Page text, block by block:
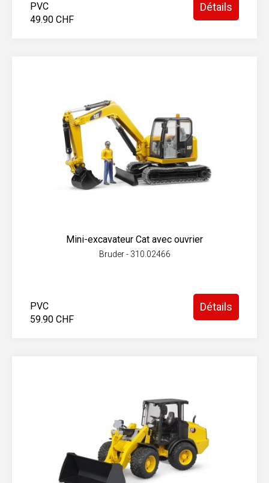
PVC
49.90 CHF
Détails
Mini-excavateur Cat avec ouvrier
Bruder - 310.02466
PVC
59.90 CHF
Détails